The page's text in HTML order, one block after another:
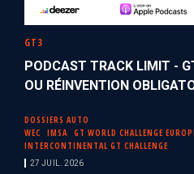
GT3
PODCAST TRACK LIMIT -
OU RÉINVENTION
DOSSIERS AUTO
WEC
IMSA GT WORLD CHALLENGE
INTERCONTINENTAL GT CHALLENGE
27 JUIL. 2026